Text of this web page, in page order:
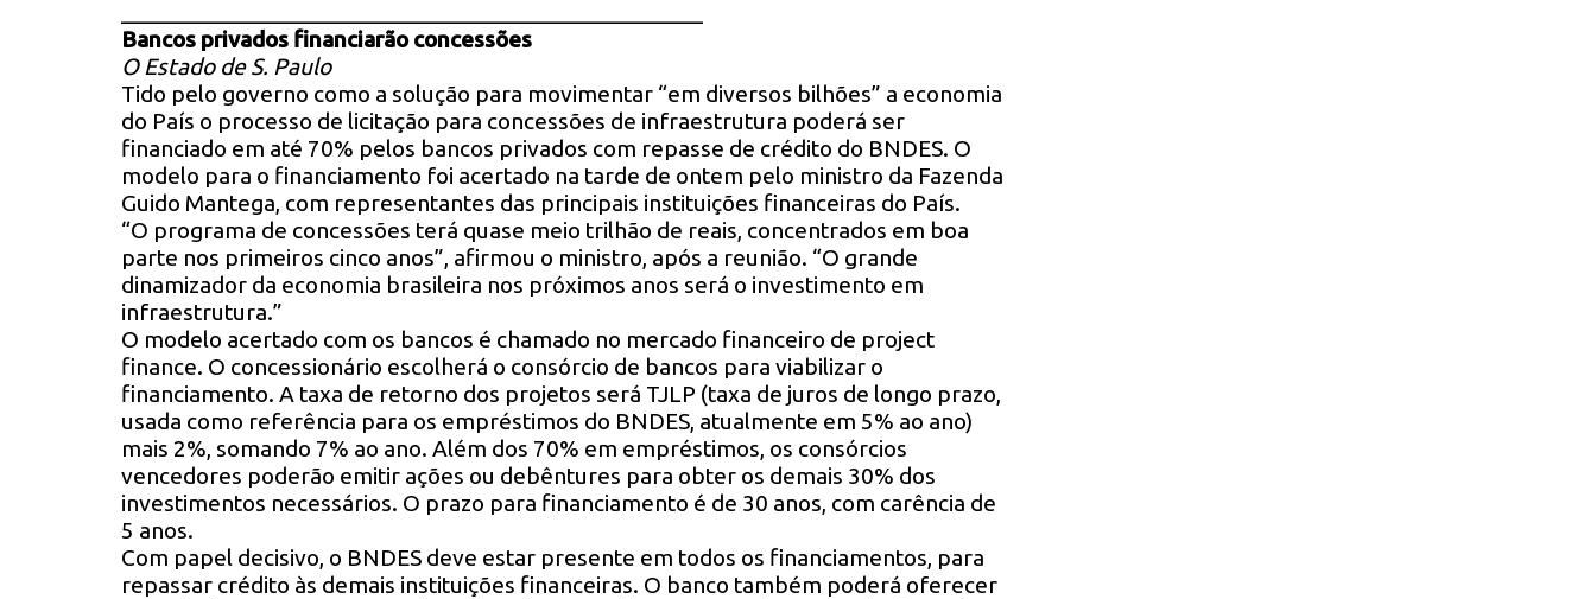
Bancos privados financiarão concessões
O Estado de S. Paulo
Tido pelo governo como a solução para movimentar “em diversos bilhões” a economia
do País o processo de licitação para concessões de infraestrutura poderá ser
financiado em até 70% pelos bancos privados com repasse de crédito do BNDES. O
modelo para o financiamento foi acertado na tarde de ontem pelo ministro da Fazenda
Guido Mantega, com representantes das principais instituições financeiras do País.
“O programa de concessões terá quase meio trilhão de reais, concentrados em boa
parte nos primeiros cinco anos”, afirmou o ministro, após a reunião. “O grande
dinamizador da economia brasileira nos próximos anos será o investimento em
infraestrutura.”
O modelo acertado com os bancos é chamado no mercado financeiro de project
finance. O concessionário escolherá o consórcio de bancos para viabilizar o
financiamento. A taxa de retorno dos projetos será TJLP (taxa de juros de longo prazo,
usada como referência para os empréstimos do BNDES, atualmente em 5% ao ano)
mais 2%, somando 7% ao ano. Além dos 70% em empréstimos, os consórcios
vencedores poderão emitir ações ou debêntures para obter os demais 30% dos
investimentos necessários. O prazo para financiamento é de 30 anos, com carência de
5 anos.
Com papel decisivo, o BNDES deve estar presente em todos os financiamentos, para
repassar crédito às demais instituições financeiras. O banco também poderá oferecer